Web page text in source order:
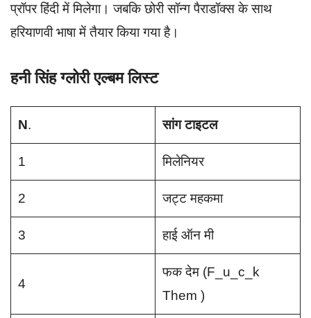
प्रॉपर हिंदी में मिलेगा। जबकि छोरी सॉन्ग पैराडॉक्स के साथ
हरियाणवी भाषा में तैयार किया गया है।
हनी सिंह ग्लोरी एल्बम लिस्ट
N. सांग टाइटल
1 मिलेनियर
2 जट्ट महकमा
3 हाई ऑन मी
4
फक देम (F_u_c_k
Them )